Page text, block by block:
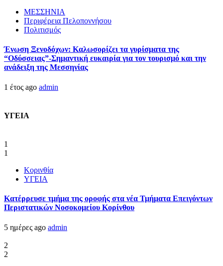
ΜΕΣΣΗΝΙΑ
Περιφέρεια Πελοποννήσου
Πολιτισμός
Ένωση Ξενοδόχων: Καλωσορίζει τα γυρίσματα της
“Οδύσσειας”-Σημαντική ευκαιρία για τον τουρισμό και την
ανάδειξη της Μεσσηνίας
1 έτος ago admin
ΥΓΕΙΑ
1
1
Κορινθία
ΥΓΕΙΑ
Kατέρρευσε τμήμα της οροφής στα νέα Τμήματα Επειγόντων
Περιστατικών Νοσοκομείου Κορίνθου
5 ημέρες ago admin
2
2